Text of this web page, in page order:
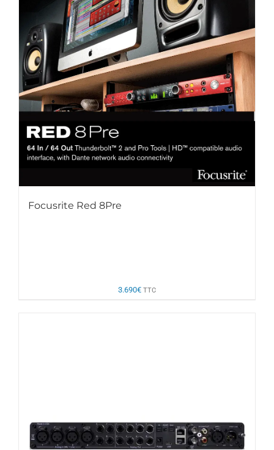
Focusrite Red 8Pre
3.690€ TTC